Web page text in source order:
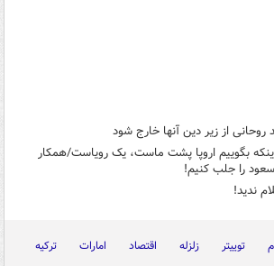
روحانی از زیر دین آنها خارج شود
بگوییم اروپا پشت ماست، یک رویاست/همکار
را جلب کنیم!
ندید!
توییتر زلزله اقتصاد امارات ترکیه